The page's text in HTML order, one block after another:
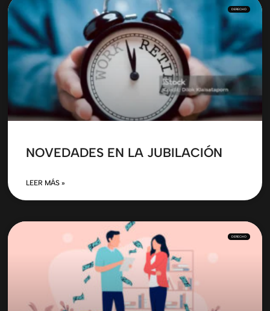
DERECHO
NOVEDADES EN LA JUBILACIÓN
LEER MÁS »
DERECHO